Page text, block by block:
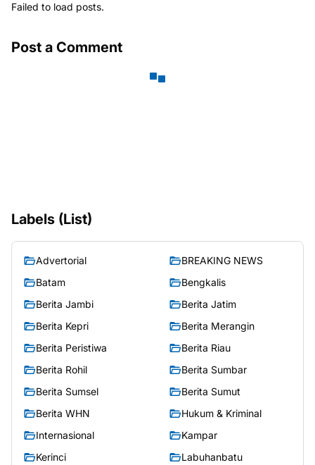
Failed to load posts.
Post a Comment
Labels (List)
Advertorial
BREAKING NEWS
Batam
Bengkalis
Berita Jambi
Berita Jatim
Berita Kepri
Berita Merangin
Berita Peristiwa
Berita Riau
Berita Rohil
Berita Sumbar
Berita Sumsel
Berita Sumut
Berita WHN
Hukum & Kriminal
Internasional
Kampar
Kerinci
Labuhanbatu